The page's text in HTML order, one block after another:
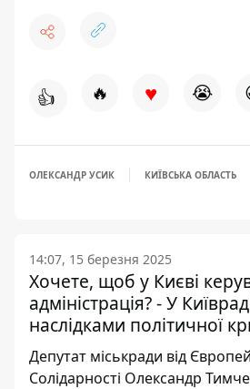
👍 🔥 ♥ 😭
ОЛЕКСАНДР УСИК КИЇВСЬКА ОБЛАСТЬ
14:07, 15 березня 2025
Хочете, щоб у Києві
адміністрація? - У
наслідками політичної
Депутат міськради від
Солідарності Олександр